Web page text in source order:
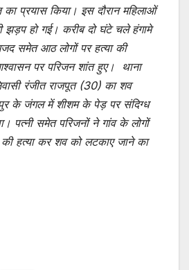
का प्रयास किया। इस दौरान महिलाओं
झड़प हो गई। करीब दो घंटे चले हंगामे
समेत आठ लोगों पर हत्या की
पर परिजन शांत हुए। थाना
रंजीत राजपूत (30) का शव
के जंगल में शीशम के पेड़ पर संदिग्ध
पत्नी समेत परिजनों ने गांव के लोगों
की हत्या कर शव को लटकाए जाने का